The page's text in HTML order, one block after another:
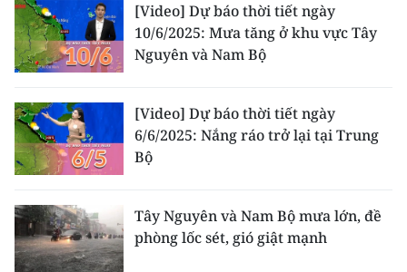
KHOA HỌC - CÔNG NGHỆ
MÔI TRƯỜNG
BẠN ĐỌC
KIỂM CHỨNG THÔNG TIN
54 DÂN TỘC VIỆT NAM
[Video] Dự báo thời tiết ngày
10/6/2025: Mưa tăng ở khu vực Tây
Nguyên và Nam Bộ
[Video] Dự báo thời tiết ngày
6/6/2025: Nắng ráo trở lại tại Trung
Bộ
Tây Nguyên và Nam Bộ mưa lớn, đề
phòng lốc sét, gió giật mạnh